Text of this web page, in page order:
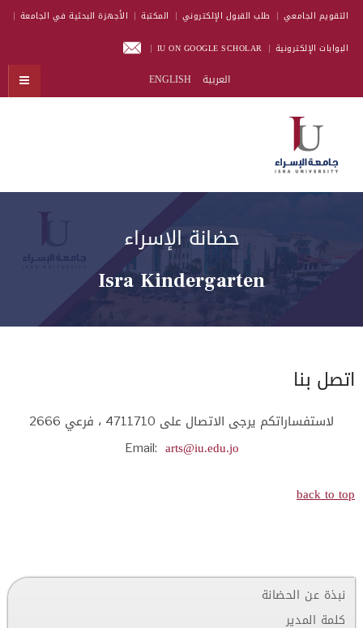
التقويم الجامعي طلب القبول الإلكتروني المكتبة الأجهزة البحثية في الجامعة
البوابات الإلكترونية IU ON GOOGLE SCHOLAR
العربية ENGLISH
حضانة الإسراء
Isra Kindergarten
اتصل بنا
لاستفساراتكم يرجى الاتصال على 4711710 ، فرعي 2666
Email: arts@iu.edu.jo
back to top
نبذة عن الحضانة
كلمة المدير